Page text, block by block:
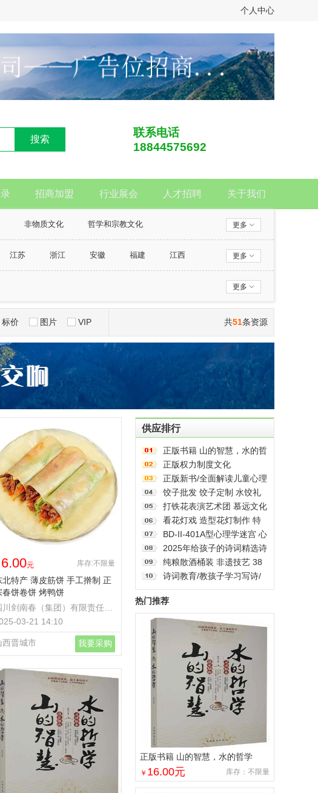
个人中心
搜索
联系电话
18844575692
招商加盟 行业展会 人才招聘 关于我们
非物质文化
哲学和宗教文化
更多
江苏 浙江 安徽 福建
江西
云南 西藏 陕西 甘肃
青海
更多
更多
共51条资源
标价 图片 VIP
6.00元 库存:不限量
北特产 薄皮筋饼 手工擀制 正
春饼卷饼 烤鸭饼
川剑南春（集团）有限责任公
03-21 14:10
西晋城市 我要采购
供应排行
正版书籍 山的智慧，水的哲
学
正版权力制度文化
正版新书/全面解读儿童心理
健康系列：学点心理学
9787572136313 正版新书/
全面解读儿童心理健康系
列：学点心理学
饺子批发 饺子定制 水饺礼
盒 龙年年货水饺大量订购
各种馅料饺子 饺子批发 饺
子定制 水饺礼盒 龙年年货
水饺大量订购 各种馅料饺子
打铁花表演艺术团 慕远文化
全国承接民俗表演 非物质文
化遗产
看花灯戏 造型花灯制作 特
色古城古镇人文风俗 雅创
BD-II-401A型心理学迷宫 心
理学仪器
2025年给孩子的诗词精选诗
词日历全彩蛇年国风插画台
历新岁留珍
纯粮散酒桶装 非遗技艺 38
度42度52度 源厂供应接待
用酒 清香型白酒
诗词教育/教孩子学习写诗/
儿童诗歌/如何写诗/诗词培
训北师大出版
热门推荐
正版书籍 山的智慧，水的哲学
￥ 16.00元 库存：不限量